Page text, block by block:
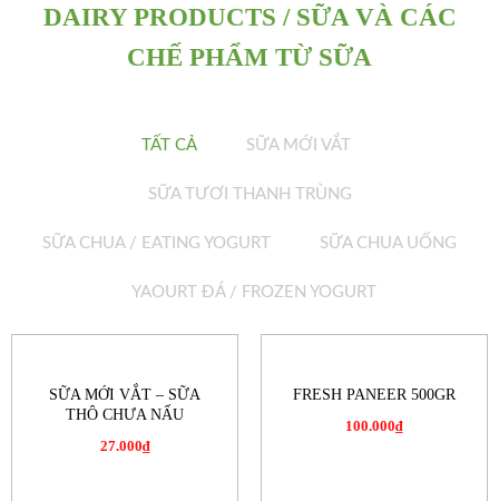
DAIRY PRODUCTS / SỮA VÀ CÁC
CHẾ PHẨM TỪ SỮA
TẤT CẢ SỮA MỚI VẮT
SỮA TƯƠI THANH TRÙNG
SỮA CHUA / EATING YOGURT SỮA CHUA UỐNG
YAOURT ĐÁ / FROZEN YOGURT
SỮA MỚI VẮT – SỮA
THÔ CHƯA NẤU
27.000₫
FRESH PANEER 500GR
100.000₫